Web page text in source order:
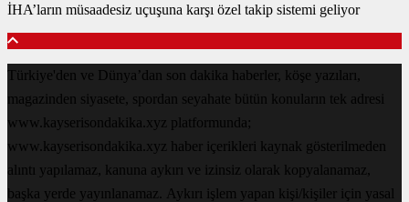
İHA’ların müsaadesiz uçuşuna karşı özel takip sistemi geliyor
Türkiye'den ve Dünya’dan son dakika haberler, köşe yazıları,
magazinden siyasete, spordan seyahate bütün konuların tek adresi
www.kayserisondakika.xyz platformunda;
www.kayserisondakika.xyz haber içerikleri kaynak gösterilmeden
alıntı yapılamaz, kanuna aykırı ve izinsiz olarak kopyalanamaz,
başka yerde yayınlanamaz. Aykırı işlem yapan kişi/kişiler için yasal